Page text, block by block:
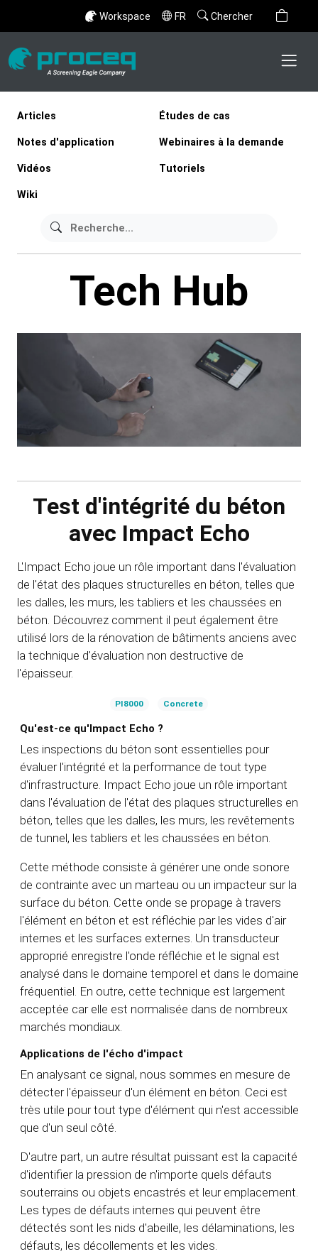
Workspace FR Chercher
Articles Études de cas
Notes d'application Webinaires à la demande
Vidéos Tutoriels
Wiki
Tech Hub
Test d'intégrité du béton
avec Impact Echo
L'Impact Echo joue un rôle important dans l'évaluation
de l'état des plaques structurelles en béton, telles que
les dalles, les murs, les tabliers et les chaussées en
béton. Découvrez comment il peut également être
utilisé lors de la rénovation de bâtiments anciens avec
la technique d'évaluation non destructive de
l'épaisseur.
PI8000 Concrete
Qu'est-ce qu'Impact Echo ?
Les inspections du béton sont essentielles pour
évaluer l'intégrité et la performance de tout type
d'infrastructure. Impact Echo joue un rôle important
dans l'évaluation de l'état des plaques structurelles en
béton, telles que les dalles, les murs, les revêtements
de tunnel, les tabliers et les chaussées en béton.
Cette méthode consiste à générer une onde sonore
de contrainte avec un marteau ou un impacteur sur la
surface du béton. Cette onde se propage à travers
l'élément en béton et est réfléchie par les vides d'air
internes et les surfaces externes. Un transducteur
approprié enregistre l'onde réfléchie et le signal est
analysé dans le domaine temporel et dans le domaine
fréquentiel. En outre, cette technique est largement
acceptée car elle est normalisée dans de nombreux
marchés mondiaux.
Applications de l'écho d'impact
En analysant ce signal, nous sommes en mesure de
détecter l'épaisseur d'un élément en béton. Ceci est
très utile pour tout type d'élément qui n'est accessible
que d'un seul côté.
D'autre part, un autre résultat puissant est la capacité
d'identifier la pression de n'importe quels défauts
souterrains ou objets encastrés et leur emplacement.
Les types de défauts internes qui peuvent être
détectés sont les nids d'abeille, les délaminations, les
défauts, les décollements et les vides.